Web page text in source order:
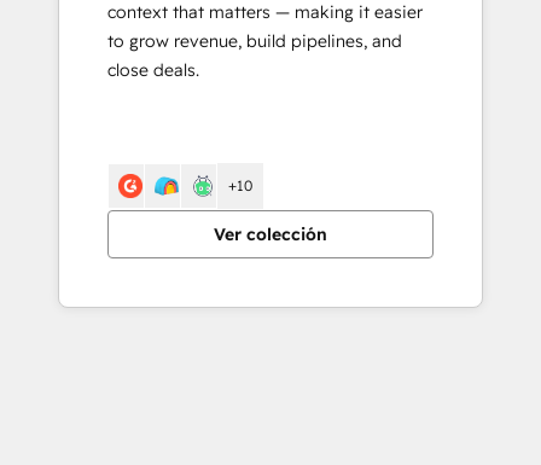
context that matters — making it easier
to grow revenue, build pipelines, and
close deals.
Ver colección
+10